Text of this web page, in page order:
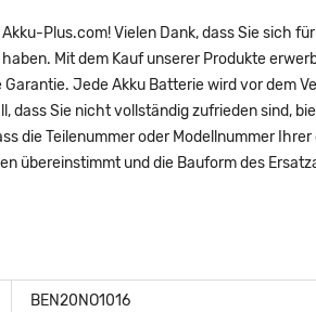
Plus.com! Vielen Dank, dass Sie sich
Mit dem Kauf unserer Produkte
Jede Akku Batterie wird vor dem
dass Sie nicht vollständig zufrieden sind,
die Teilenummer oder Modellnummer Ihrer
übereinstimmt und die Bauform des
BEN20NO1016